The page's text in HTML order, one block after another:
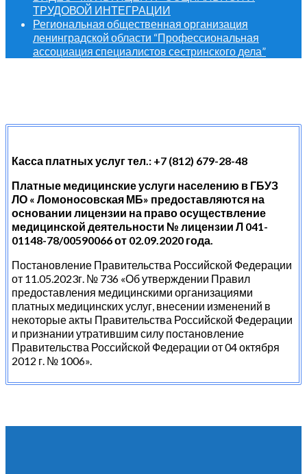
ТРУДОВОЙ ИНТЕГРАЦИИ
Региональная общественная организация
ленинградской области “Профессиональная
ассоциация специалистов сестринского дела”
Касса платных услуг тел.: +7 (812) 679-28-48
Платные медицинские услуги населению в ГБУЗ
ЛО « Ломоносовская МБ» предоставляются на
основании лицензии на право осуществление
медицинской деятельности № лицензии Л 041-
01148-78/00590066от 02.09.2020 года.
Постановление Правительства Российской Федерации
от 11.05.2023г. № 736 «Об утверждении Правил
предоставления медицинскими организациями
платных медицинских услуг, внесении изменений в
некоторые акты Правительства Российской Федерации
и признании утратившим силу постановление
Правительства Российской Федерации от 04 октября
2012 г. № 1006».